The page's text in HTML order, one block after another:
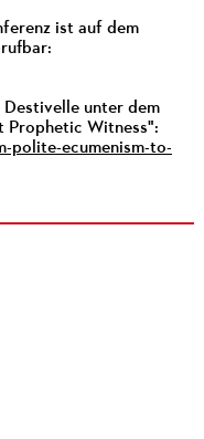
ist auf dem
unter dem
Prophetic Witness":
ecumenism-to-